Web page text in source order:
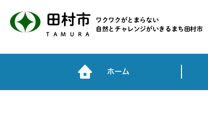
田村市
TAMURA
ワクワクがとまらない
自然とチャレンジがいきるまち田村市
ホーム